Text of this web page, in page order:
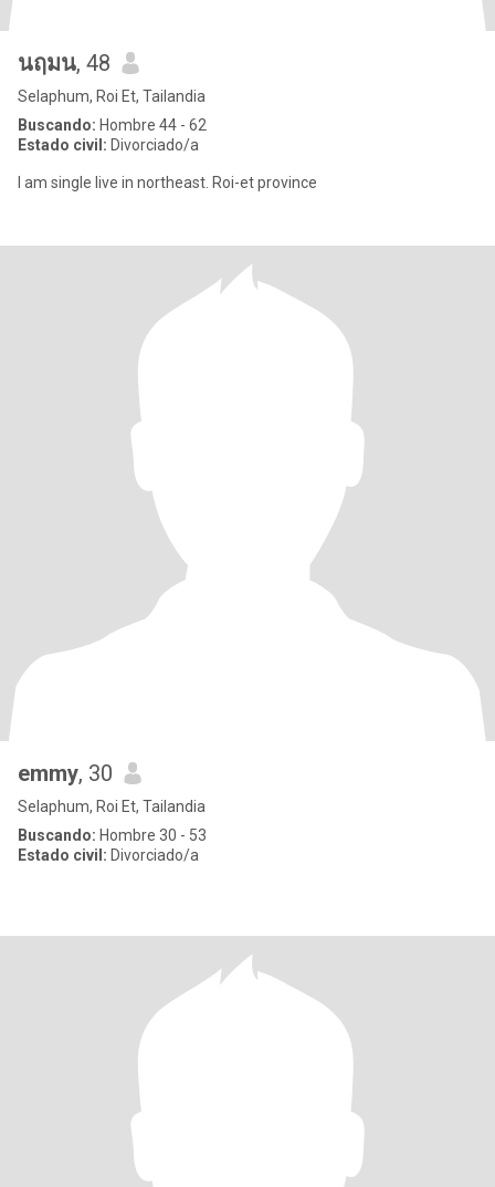
นฤมน, 48
Selaphum, Roi Et, Tailandia
Buscando: Hombre 44 - 62
Estado civil: Divorciado/a
I am single live in northeast. Roi-et province
emmy, 30
Selaphum, Roi Et, Tailandia
Buscando: Hombre 30 - 53
Estado civil: Divorciado/a